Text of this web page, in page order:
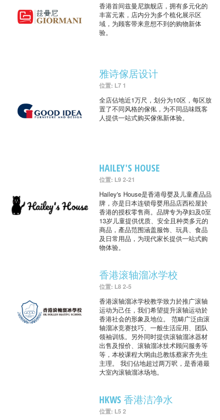
香港首间兹曼尼旗舰店，拥有多元化的
丰富元素，店内分为多个梳化展示区
域，为顾客带来意想不到的购物新体
验。
雅诗傢居设计
位置: L7 1
全店佔地近1万尺，划分为10区，每区放
置了不同风格的傢俬，为不同品味既客
人提供一站式购买傢俬新体验。
HAILEY'S HOUSE
位置: L9 2-21
Hailey's House是香港母婴及儿童產品品
牌，亦是日本连锁母婴用品店西松屋於
香港的授权零售商。品牌专为孕妇及0至
13岁儿童提供优质、安全且种类多元的
商品，產品范围涵盖服饰、玩具、食品
及日常用品，为现代家长提供一站式购
物体验。
香港滚轴溜冰学校
位置: L8 2-5
香港滚轴溜冰学校教学致力於推广滚轴
运动为己任，我们希望提升滚轴运动於
香港社会的形象及地位。 范畴广泛由滚
轴溜冰竞赛技巧、一般生活应用、团队
领袖训练。另外同时提供滚轴溜冰器材
出售及报价、滚轴溜冰技术顾问服务等
等，本校课程大纲由总教练蔡家齐先生
主理。 我们佔地超过两万呎，是香港最
大室內滚轴溜冰场地。
HKWS 香港洁净水
位置: L5 2